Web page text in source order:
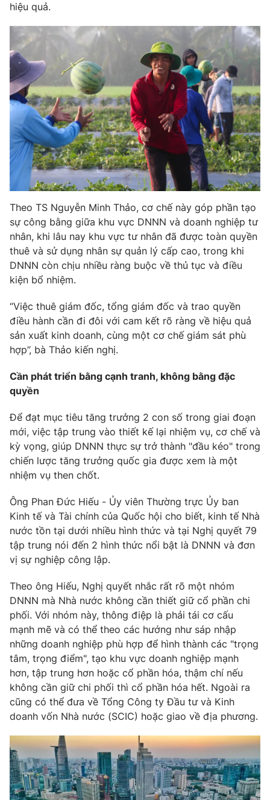
hiệu quả.
Theo TS Nguyễn Minh Thảo, cơ chế này góp phần tạo
sự công bằng giữa khu vực DNNN và doanh nghiệp tư
nhân, khi lâu nay khu vực tư nhân đã được toàn quyền
thuê và sử dụng nhân sự quản lý cấp cao, trong khi
DNNN còn chịu nhiều ràng buộc về thủ tục và điều
kiện bổ nhiệm.
“Việc thuê giám đốc, tổng giám đốc và trao quyền
điều hành cần đi đôi với cam kết rõ ràng về hiệu quả
sản xuất kinh doanh, cùng một cơ chế giám sát phù
hợp”, bà Thảo kiến nghị.
Cần phát triển bằng cạnh tranh, không bằng đặc
quyền
Để đạt mục tiêu tăng trưởng 2 con số trong giai đoạn
mới, việc tập trung vào thiết kế lại nhiệm vụ, cơ chế và
kỳ vọng, giúp DNNN thực sự trở thành "đầu kéo" trong
chiến lược tăng trưởng quốc gia được xem là một
nhiệm vụ then chốt.
Ông Phan Đức Hiếu - Ủy viên Thường trực Ủy ban
Kinh tế và Tài chính của Quốc hội cho biết, kinh tế Nhà
nước tồn tại dưới nhiều hình thức và tại Nghị quyết 79
tập trung nói đến 2 hình thức nổi bật là DNNN và đơn
vị sự nghiệp công lập.
Theo ông Hiếu, Nghị quyết nhắc rất rõ một nhóm
DNNN mà Nhà nước không cần thiết giữ cổ phần chi
phối. Với nhóm này, thông điệp là phải tái cơ cấu
mạnh mẽ và có thể theo các hướng như sáp nhập
những doanh nghiệp phù hợp để hình thành các "trọng
tâm, trọng điểm", tạo khu vực doanh nghiệp mạnh
hơn, tập trung hơn hoặc cổ phần hóa, thậm chí nếu
không cần giữ chi phối thì cổ phần hóa hết. Ngoài ra
cũng có thể đưa về Tổng Công ty Đầu tư và Kinh
doanh vốn Nhà nước (SCIC) hoặc giao về địa phương.